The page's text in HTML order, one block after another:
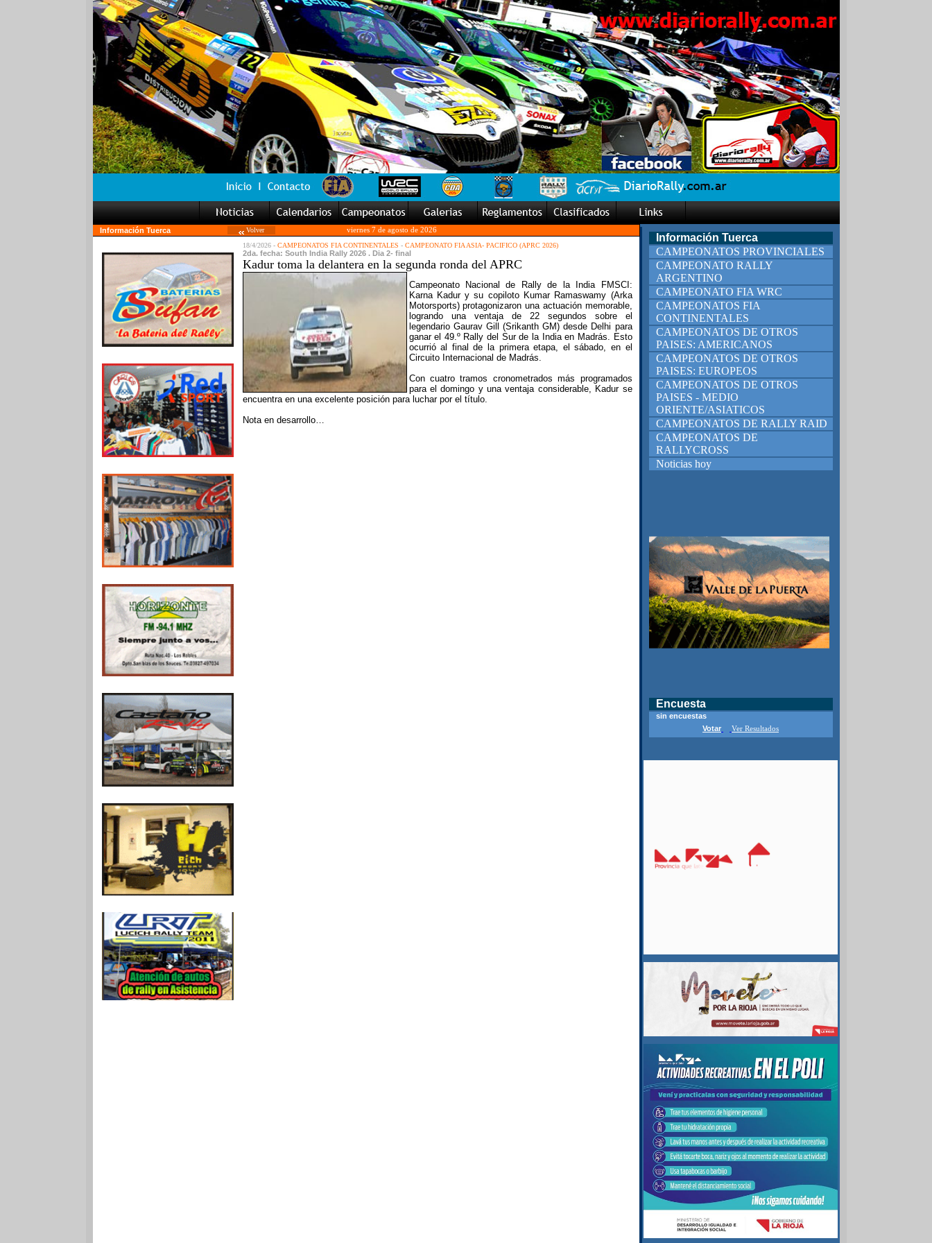
Información Tuerca Volver viernes 7 de agosto de 2026
Información Tuerca
CAMPEONATOS PROVINCIALES
CAMPEONATO RALLY
ARGENTINO
CAMPEONATO FIA WRC
CAMPEONATOS FIA
CONTINENTALES
CAMPEONATOS DE OTROS
PAISES: AMERICANOS
CAMPEONATOS DE OTROS
PAISES: EUROPEOS
CAMPEONATOS DE OTROS
PAISES - MEDIO
ORIENTE/ASIATICOS
CAMPEONATOS DE RALLY RAID
CAMPEONATOS DE
RALLYCROSS
Noticias hoy
Encuesta
sin encuestas
Votar
Ver Resultados
18/4/2026 - CAMPEONATOS FIA CONTINENTALES - CAMPEONATO FIA ASIA- PACIFICO (APRC 2026)
2da. fecha: South India Rally 2026 . Dia 2- final
Kadur toma la delantera en la segunda ronda del APRC
Campeonato Nacional de Rally de la India FMSCI:
Karna Kadur y su copiloto Kumar Ramaswamy (Arka
Motorsports) protagonizaron una actuación memorable,
logrando una ventaja de 22 segundos sobre el
legendario Gaurav Gill (Srikanth GM) desde Delhi para
ganar el 49.º Rally del Sur de la India en Madrás. Esto
ocurrió al final de la primera etapa, el sábado, en el
Circuito Internacional de Madrás.
Con cuatro tramos cronometrados más programados
para el domingo y una ventaja considerable, Kadur se
encuentra en una excelente posición para luchar por el título.
Nota en desarrollo…